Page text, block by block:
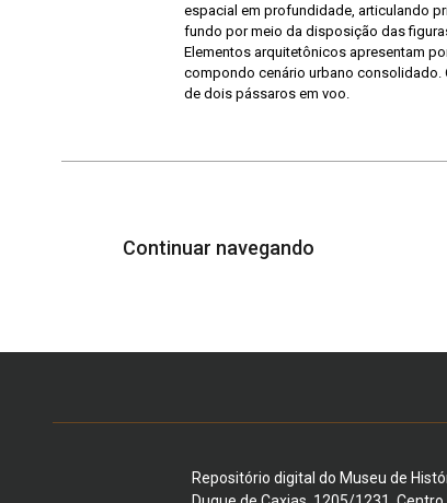
espacial em profundidade, articulando
fundo por meio da disposição das
Elementos arquitetônicos apresentam
compondo cenário urbano consolidado.
de dois pássaros em voo.
Continuar navegando
Repositório digital do Museu de